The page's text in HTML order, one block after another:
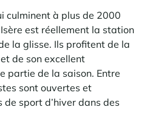
de l'animation et
être en montagne
plus comme une destination
de la fréquentation, une saison
clientèles et un développement
culminent à plus de 2000
est réellement la station
la glisse. Ils profitent de la
de son excellent
partie de la saison. Entre
sont ouvertes et
sport d’hiver dans des